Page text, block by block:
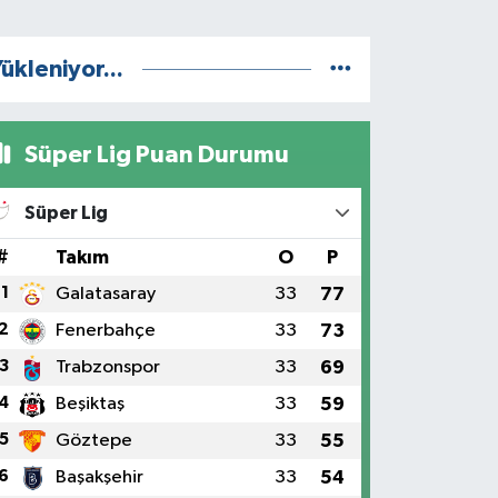
Süper Lig Puan Durumu
Süper Lig
Takım O P
1 Galatasaray 33 77
Fenerbahçe 33 73
3 Trabzonspor 33 69
Beşiktaş 33 59
5 Göztepe 33 55
Başakşehir 33 54